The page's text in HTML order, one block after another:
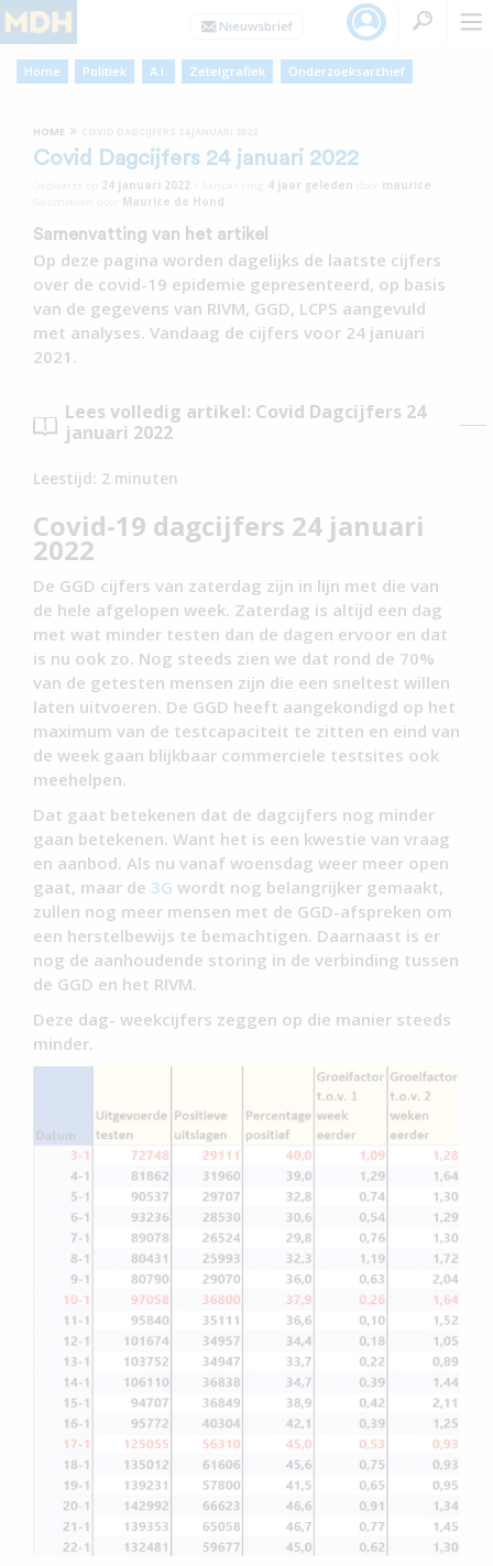
Home Politiek A.I. Zetelgrafiek Onderzoeksarchief
HOME »
Covid Dagcijfers 24 januari 2022
24 januari 2022 4 jaar geleden
maurice
Maurice de Hond
Samenvatting van het artikel
Op deze pagina worden dagelijks de laatste cijfers
over de covid-19 epidemie gepresenteerd, op basis
van de gegevens van RIVM, GGD, LCPS aangevuld
met analyses. Vandaag de cijfers voor 24 januari
2021.
Lees volledig artikel: Covid Dagcijfers 24
januari 2022
Leestijd: 2 minuten
Covid-19 dagcijfers 24 januari
2022
De GGD cijfers van zaterdag zijn in lijn met die van
de hele afgelopen week. Zaterdag is altijd een dag
met wat minder testen dan de dagen ervoor en dat
is nu ook zo. Nog steeds zien we dat rond de 70%
van de getesten mensen zijn die een sneltest willen
laten uitvoeren. De GGD heeft aangekondigd op het
maximum van de testcapaciteit te zitten en eind van
de week gaan blijkbaar commerciele testsites ook
meehelpen.
Dat gaat betekenen dat de dagcijfers nog minder
gaan betekenen. Want het is een kwestie van vraag
en aanbod. Als nu vanaf woensdag weer meer open
gaat, maar de 3G wordt nog belangrijker gemaakt,
zullen nog meer mensen met de GGD-afspreken om
een herstelbewijs te bemachtigen. Daarnaast is er
nog de aanhoudende storing in de verbinding tussen
de GGD en het RIVM.
Deze dag- weekcijfers zeggen op die manier steeds
minder.